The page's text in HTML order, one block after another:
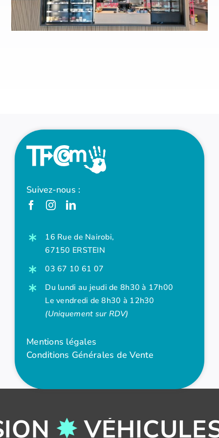
Suivez-nous :
16 Rue de Nairobi,
67150 ERSTEIN
03 67 10 61 07
Du lundi au jeudi de 8h30 à 17h00
Le vendredi de 8h30 à 12h30
(Uniquement sur RDV)
Mentions légales
Conditions Générales de Vente
✸